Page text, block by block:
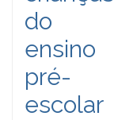
do
ensino
pré-
escolar